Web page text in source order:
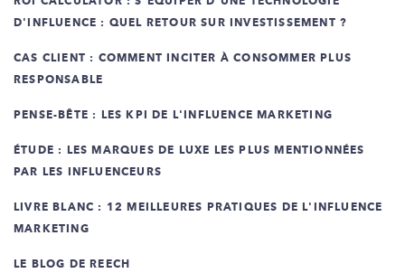
D'INFLUENCE : QUEL RETOUR SUR INVESTISSEMENT ?
CAS CLIENT : COMMENT INCITER À CONSOMMER PLUS
RESPONSABLE
PENSE-BÊTE : LES KPI DE L'INFLUENCE MARKETING
ÉTUDE : LES MARQUES DE LUXE LES PLUS MENTIONNÉES
PAR LES INFLUENCEURS
LIVRE BLANC : 12 MEILLEURES PRATIQUES DE L'INFLUENCE
MARKETING
LE BLOG DE REECH